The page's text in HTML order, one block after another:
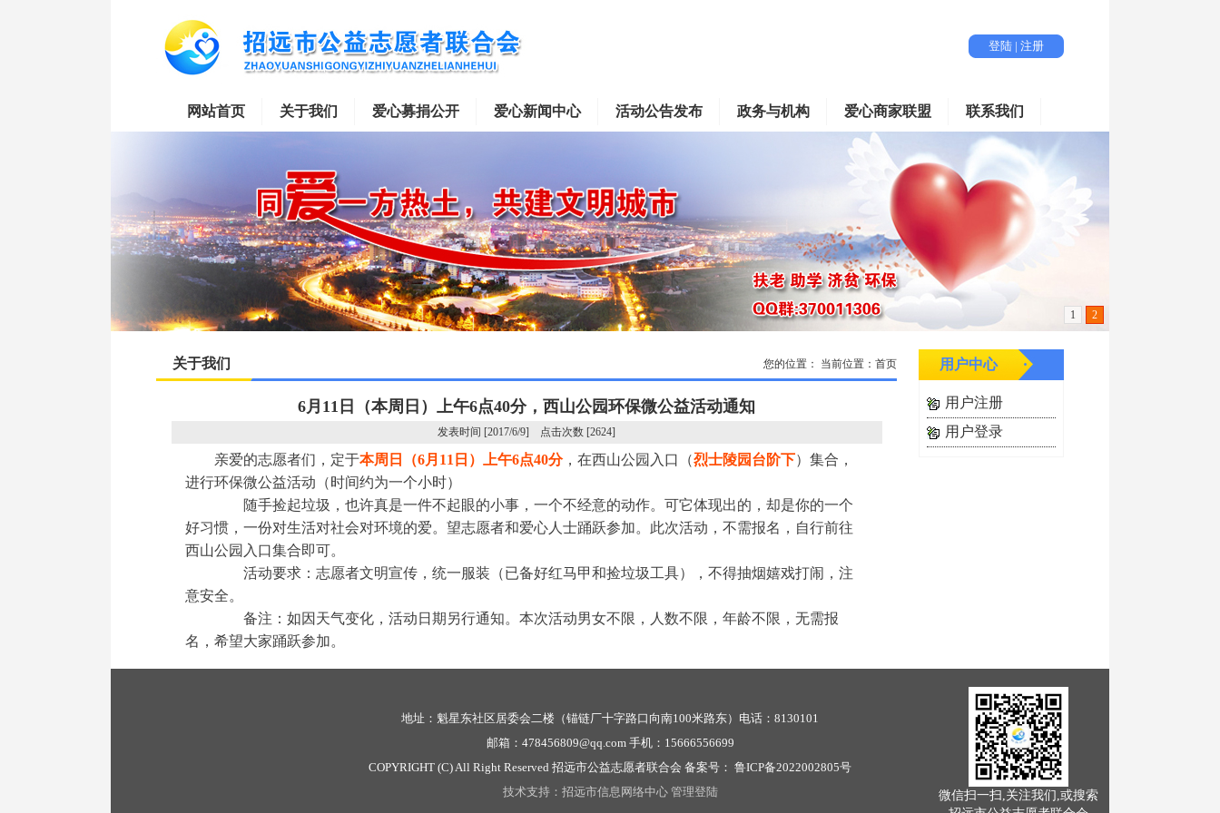
登陆 | 注册
网站首页 关于我们 爱心募捐公开 爱心新闻中心 活动公告发布 政务与机构 爱心商家联盟 联系我们
1 2
关于我们 您的位置： 当前位置：首页
6月11日（本周日）上午6点40分，西山公园环保微公益活动通知
发表时间 [2017/6/9] 点击次数 [2624]
亲爱的志愿者们，定于本周日（6月11日）上午6点40分，在西山公园入口（烈士陵园台阶下）集合，
进行环保微公益活动（时间约为一个小时）
随手捡起垃圾，也许真是一件不起眼的小事，一个不经意的动作。可它体现出的，却是你的一个
好习惯，一份对生活对社会对环境的爱。望志愿者和爱心人士踊跃参加。此次活动，不需报名，自行前往
西山公园入口集合即可。
活动要求：志愿者文明宣传，统一服装（已备好红马甲和捡垃圾工具），不得抽烟嬉戏打闹，注
意安全。
备注：如因天气变化，活动日期另行通知。本次活动男女不限，人数不限，年龄不限，无需报
名，希望大家踊跃参加。
用户中心
用户注册
用户登录
地址：魁星东社区居委会二楼（锚链厂十字路口向南100米路东）电话：8130101
邮箱：478456809@qq.com 手机：15666556699
COPYRIGHT (C) All Right Reserved 招远市公益志愿者联合会 备案号： 鲁ICP备2022002805号
技术支持：招远市信息网络中心 管理登陆
微信扫一扫,关注我们,或搜索